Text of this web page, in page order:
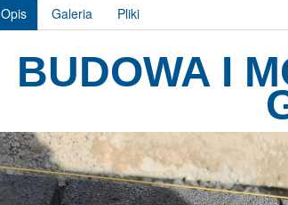
Opis Galeria Pliki
BUDOWA I